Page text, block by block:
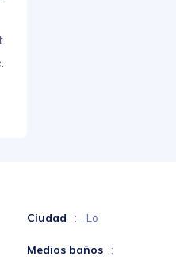
Ciudad : - Lo
Medios baños :